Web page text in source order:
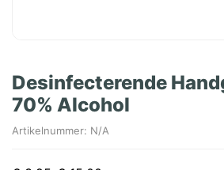
Desinfecterende
70% Alcohol
Artikelnummer: N/A